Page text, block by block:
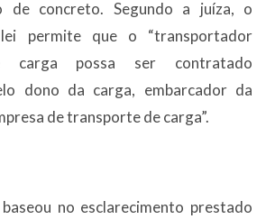
de concreto. Segundo a juíza, o
permite que o “transportador
carga possa ser contratado
dono da carga, embarcador da
de transporte de carga”.
no esclarecimento prestado